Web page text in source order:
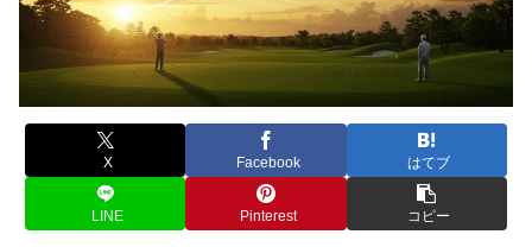
X Facebook はてブ
LINE Pinterest コピー